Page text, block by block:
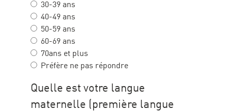
30-39 ans
40-49 ans
50-59 ans
60-69 ans
70ans et plus
Préfère ne pas répondre
Quelle est votre langue
maternelle (première langue